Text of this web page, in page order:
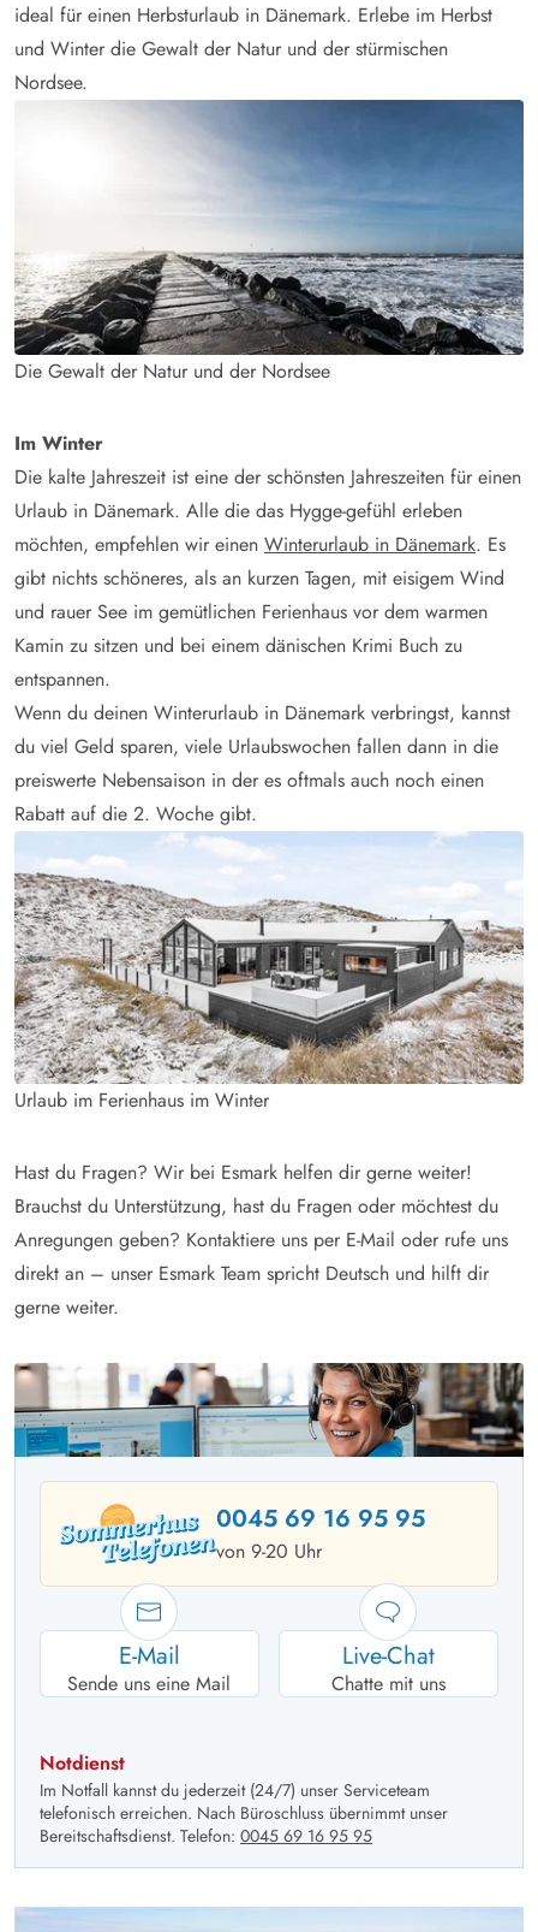
ideal für einen Herbsturlaub in Dänemark. Erlebe im Herbst
und Winter die Gewalt der Natur und der stürmischen
Nordsee.
Die Gewalt der Natur und der Nordsee
Im Winter
Die kalte Jahreszeit ist eine der schönsten Jahreszeiten für einen
Urlaub in Dänemark. Alle die das Hygge-gefühl erleben
möchten, empfehlen wir einen Winterurlaub in Dänemark. Es
gibt nichts schöneres, als an kurzen Tagen, mit eisigem Wind
und rauer See im gemütlichen Ferienhaus vor dem warmen
Kamin zu sitzen und bei einem dänischen Krimi Buch zu
entspannen.
Wenn du deinen Winterurlaub in Dänemark verbringst, kannst
du viel Geld sparen, viele Urlaubswochen fallen dann in die
preiswerte Nebensaison in der es oftmals auch noch einen
Rabatt auf die 2. Woche gibt.
Urlaub im Ferienhaus im Winter
Hast du Fragen? Wir bei Esmark helfen dir gerne weiter!
Brauchst du Unterstützung, hast du Fragen oder möchtest du
Anregungen geben? Kontaktiere uns per E-Mail oder rufe uns
direkt an – unser Esmark Team spricht Deutsch und hilft dir
gerne weiter.
0045 69 16 95 95
von 9-20 Uhr
E-Mail
Sende uns eine Mail
Live-Chat
Chatte mit uns
Notdienst
Im Notfall kannst du jederzeit (24/7) unser Serviceteam
telefonisch erreichen. Nach Büroschluss übernimmt unser
Bereitschaftsdienst. Telefon: 0045 69 16 95 95